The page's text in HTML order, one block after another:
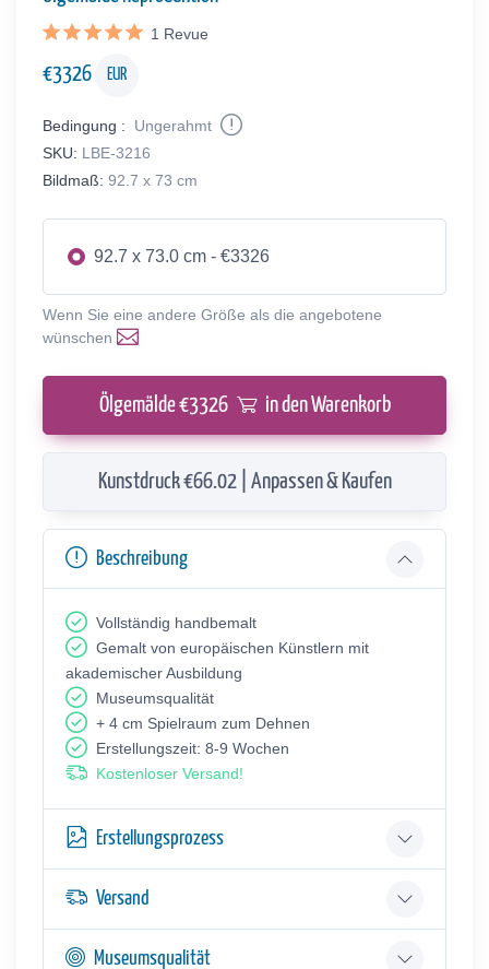
1 Revue
€3326 EUR
Bedingung :
Ungerahmt
SKU: LBE-3216
Bildmaß: 92.7 x 73 cm
92.7 x 73.0 cm - €3326
Wenn Sie eine andere Größe als die angebotene
wünschen
Ölgemälde €3326 in den Warenkorb
Kunstdruck €66.02 | Anpassen & Kaufen
Beschreibung
Vollständig handbemalt
Gemalt von europäischen Künstlern mit
akademischer Ausbildung
Museumsqualität
+ 4 cm Spielraum zum Dehnen
Erstellungszeit: 8-9 Wochen
Kostenloser Versand!
Erstellungsprozess
Versand
Museumsqualität